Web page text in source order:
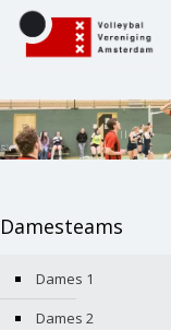
Damesteams
Dames 1
Dames 2